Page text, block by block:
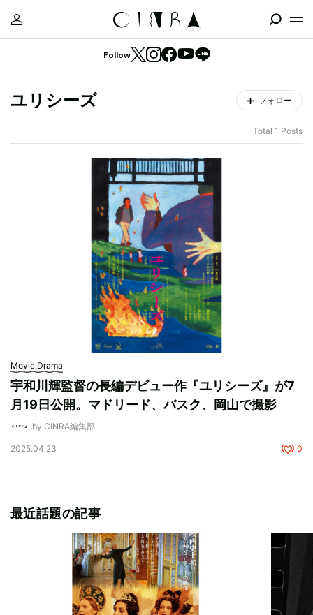
Follow
ユリシーズ フォロー
Total 1 Posts
Movie,Drama
宇和川輝監督の長編デビュー作『ユリシーズ』が7
月19日公開。マドリード、バスク、岡山で撮影
by CINRA編集部
2025.04.23 0
最近話題の記事